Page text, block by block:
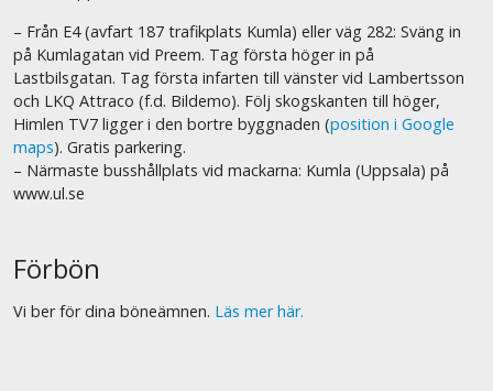
– Från E4 (avfart 187 trafikplats Kumla) eller väg 282: Sväng in
på Kumlagatan vid Preem. Tag första höger in på
Lastbilsgatan. Tag första infarten till vänster vid Lambertsson
och LKQ Attraco (f.d. Bildemo). Följ skogskanten till höger,
Himlen TV7 ligger i den bortre byggnaden (position i Google
maps). Gratis parkering.
– Närmaste busshållplats vid mackarna: Kumla (Uppsala) på
www.ul.se
Förbön
Vi ber för dina böneämnen. Läs mer här.